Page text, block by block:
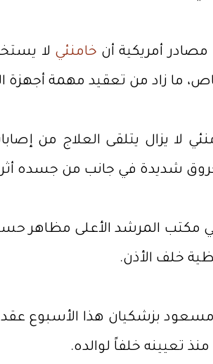
خامنئي لا
ما زاد من تعقيد مهمة أجهزة
لا يزال يتلقى العلاج من
شديدة في جانب من جسده
مكتب المرشد الأعلى مظاهر
خلف الأذن.
مسعود بزشكيان هذا الأسبوع
تعيينه خلفاً لوالده.